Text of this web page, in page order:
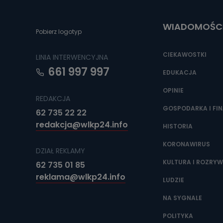
Jakie
Państwa (lub
źródeł
oraz partnerzy
Jak
Można to
Pobierz logotyp
LINIA INTERWENCYJNA
661 997 997
REDAKCJA
62 735 22 22
redakcja@wlkp24.info
DZIAŁ REKLAMY
62 735 01 85
reklama@wlkp24.info
CIEKAWOSTKI
EDUKACJA
OPINIE
GOSPODARKA I
HISTORIA
KORONAWIRUS
KULTURA I
LUDZIE
NA SYGNALE
POLITYKA